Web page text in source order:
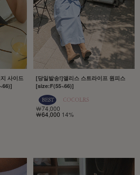
사이드
[당일발송!]앨리스 스트라이프 원피스
[size:F(55~66)]
￦74,000
￦64,000 14%